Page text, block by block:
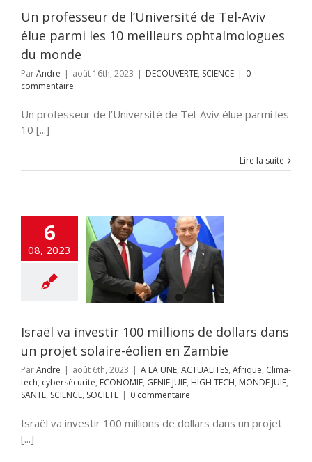
Un professeur de l’Université de Tel-Aviv
élue parmi les 10 meilleurs ophtalmologues
du monde
ParAndre | août 16th, 2023 | DECOUVERTE, SCIENCE | 0
commentaire
Un professeur de l’Université de Tel-Aviv élue parmi les
10 [...]
Lire la suite
6
08, 2023
investir 100
de dollars
projet solaire-
en Zambie
ACTUALITES
Clima-tech
SOCIETE
Israël va investir 100 millions de dollars dans
un projet solaire-éolien en Zambie
ParAndre | août 6th, 2023 | A LA UNE, ACTUALITES, Afrique, Clima-
tech, cybersécurité, ECONOMIE, GENIE JUIF, HIGH TECH, MONDE JUIF,
SANTE, SCIENCE, SOCIETE | 0 commentaire
Israël va investir 100 millions de dollars dans un projet
[...]